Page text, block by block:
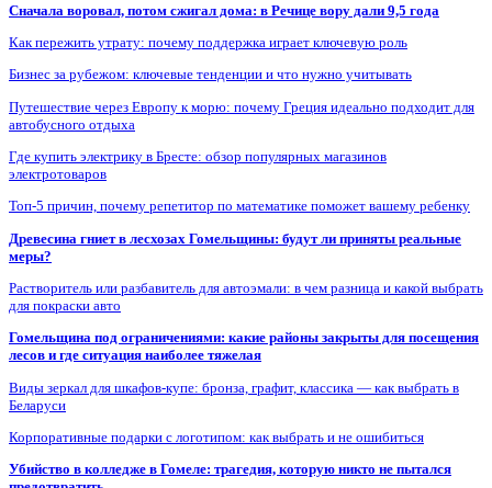
Сначала воровал, потом сжигал дома: в Речице вору дали 9,5 года
Как пережить утрату: почему поддержка играет ключевую роль
Бизнес за рубежом: ключевые тенденции и что нужно учитывать
Путешествие через Европу к морю: почему Греция идеально подходит для
автобусного отдыха
Где купить электрику в Бресте: обзор популярных магазинов
электротоваров
Топ-5 причин, почему репетитор по математике поможет вашему ребенку
Древесина гниет в лесхозах Гомельщины: будут ли приняты реальные
меры?
Растворитель или разбавитель для автоэмали: в чем разница и какой выбрать
для покраски авто
Гомельщина под ограничениями: какие районы закрыты для посещения
лесов и где ситуация наиболее тяжелая
Виды зеркал для шкафов-купе: бронза, графит, классика — как выбрать в
Беларуси
Корпоративные подарки с логотипом: как выбрать и не ошибиться
Убийство в колледже в Гомеле: трагедия, которую никто не пытался